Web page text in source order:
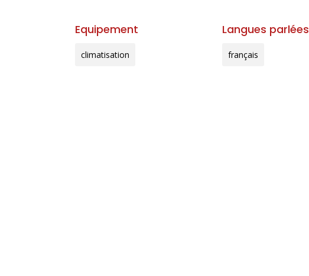
Equipement
climatisation
Langues parlées
français